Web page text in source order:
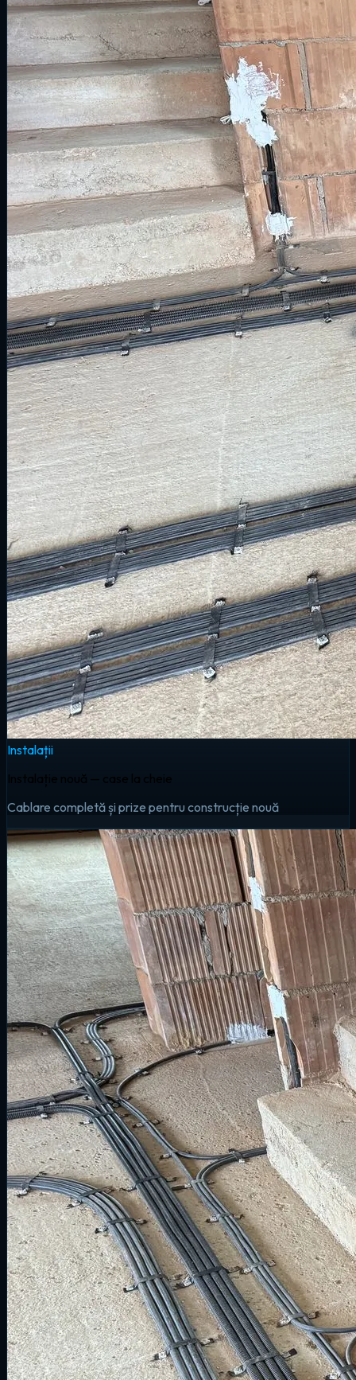
Instalații
Instalație nouă — case la cheie
Cablare completă și prize pentru construcție nouă